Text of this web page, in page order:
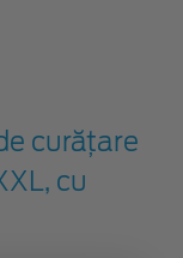
curățare
cu